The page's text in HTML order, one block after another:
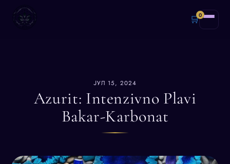
🛒0
ЈУЛ 15, 2024
Azurit: Intenzivno Plavi
Bakar-Karbonat